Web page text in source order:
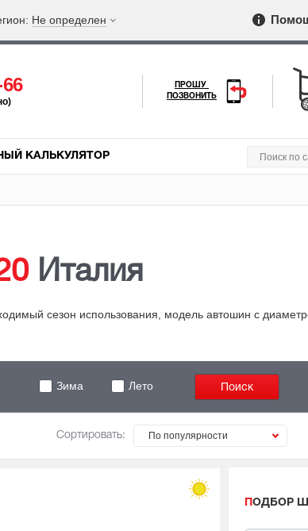
Не определен
ПРОШУ
ПОЗВОНИТЬ
КАЛЬКУЛЯТОР
Италия
сезон использования, модель автошин с
Зима Лето
Сортировать: По популярности
ПОДБОР